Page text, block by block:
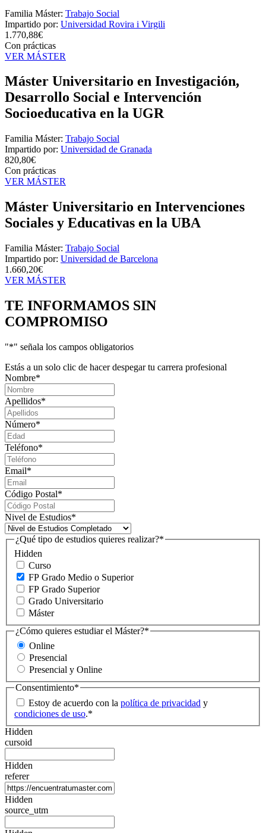
Familia Máster: Trabajo Social
Impartido por: Universidad Rovira i Virgili
1.770,88€
Con prácticas
VER MÁSTER
Máster Universitario en Investigación,
Desarrollo Social e Intervención
Socioeducativa en la UGR
Familia Máster: Trabajo Social
Impartido por: Universidad de Granada
820,80€
Con prácticas
VER MÁSTER
Máster Universitario en Intervenciones
Sociales y Educativas en la UBA
Familia Máster: Trabajo Social
Impartido por: Universidad de Barcelona
1.660,20€
VER MÁSTER
TE INFORMAMOS SIN
COMPROMISO
"*" señala los campos obligatorios
Estás a un solo clic de hacer despegar tu carrera profesional
Nombre*
Apellidos*
Número*
Teléfono*
Email*
Código Postal*
Nivel de Estudios*
Hidden
¿Qué tipo de estudios quieres realizar?*
Curso
FP Grado Medio o Superior
FP Grado Superior
Grado Universitario
Máster
¿Cómo quieres estudiar el Máster?*
Online
Presencial
Presencial y Online
Consentimiento*
Estoy de acuerdo con la política de privacidad y
condiciones de uso.*
Hidden
cursoid
Hidden
referer
Hidden
source_utm